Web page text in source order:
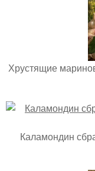
Хрустящие
Каламондин